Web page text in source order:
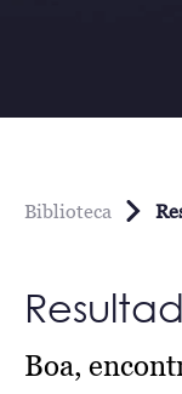
Biblioteca
Boa,